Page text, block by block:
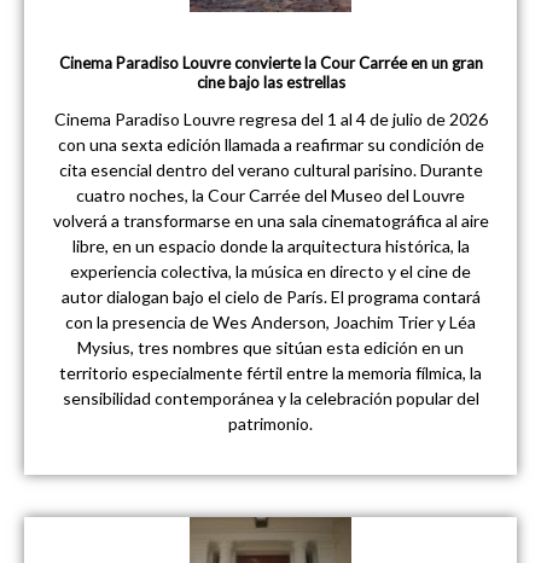
Cinema Paradiso Louvre convierte la Cour Carrée en un gran
cine bajo las estrellas
Cinema Paradiso Louvre regresa del 1 al 4 de julio de 2026
con una sexta edición llamada a reafirmar su condición de
cita esencial dentro del verano cultural parisino. Durante
cuatro noches, la Cour Carrée del Museo del Louvre
volverá a transformarse en una sala cinematográfica al aire
libre, en un espacio donde la arquitectura histórica, la
experiencia colectiva, la música en directo y el cine de
autor dialogan bajo el cielo de París. El programa contará
con la presencia de Wes Anderson, Joachim Trier y Léa
Mysius, tres nombres que sitúan esta edición en un
territorio especialmente fértil entre la memoria fílmica, la
sensibilidad contemporánea y la celebración popular del
patrimonio.